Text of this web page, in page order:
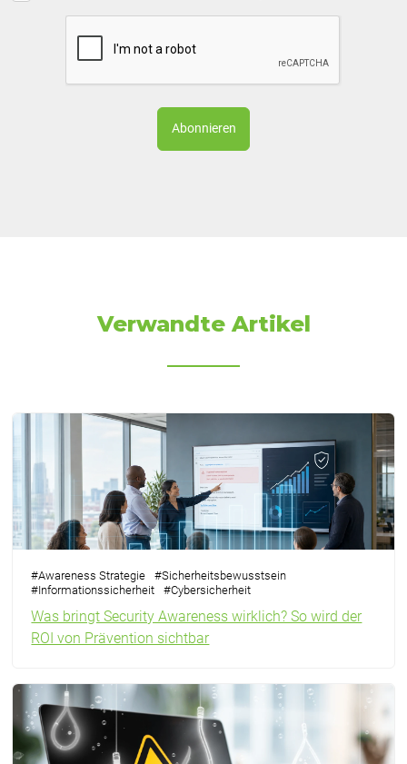
Verwandte Artikel
#Awareness Strategie #Sicherheitsbewusstsein
#Informationssicherheit #Cybersicherheit
Was bringt Security Awareness wirklich? So wird der
ROI von Prävention sichtbar